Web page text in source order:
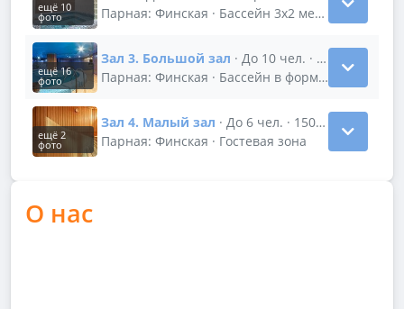
ещё 10
фото
Парная: Финская · Бассейн 3x2 метра с
Показать подробности зала Зал 2
ещё 16
фото
Зал 3. Большой зал · До 10 чел. · 3500 р/час
Парная: Финская · Бассейн в форме
Показать подробности зала Зал 3.
ещё 2
фото
Зал 4. Малый зал · До 6 чел. · 1500 р/час
Парная: Финская · Гостевая зона
Показать подробности зала Зал 4. Малый
О нас